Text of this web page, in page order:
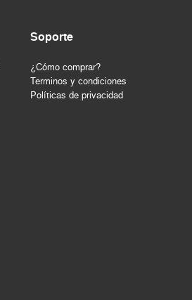
Soporte
¿Cómo comprar?
Terminos y condiciones
Políticas de privacidad